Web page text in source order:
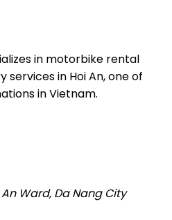
in motorbike rental
in Hoi An, one of
in Vietnam.
An Ward, Da Nang City